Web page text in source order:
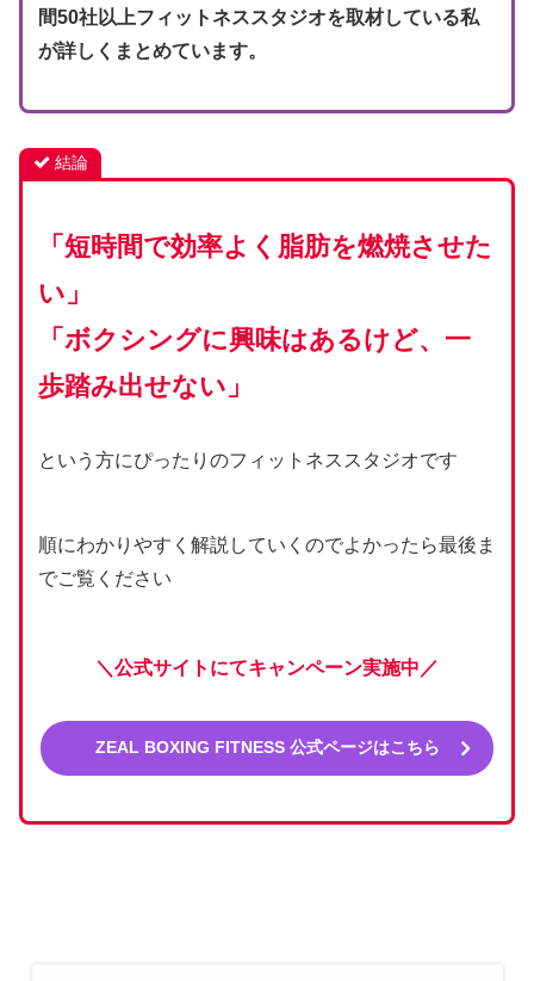
間50社以上フィットネススタジオを取材している私
が詳しくまとめています。
結論
「短時間で効率よく脂肪を燃焼させた
い」
「ボクシングに興味はあるけど、一
歩踏み出せない」
という方にぴったりのフィットネススタジオです
順にわかりやすく解説していくのでよかったら最後ま
でご覧ください
＼公式サイトにてキャンペーン実施中／
ZEAL BOXING FITNESS 公式ページはこちら